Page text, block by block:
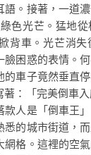
語。接著，一道
色光芒。猛地
背車。光芒消
臉困惑的表情。
車子竟然垂直
著：「完美倒車
款人是「倒車王
悉的城市街道，
格。這裡的空